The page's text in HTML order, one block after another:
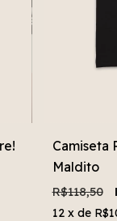
Camiseta
Maldito
R$118,50
12 x de